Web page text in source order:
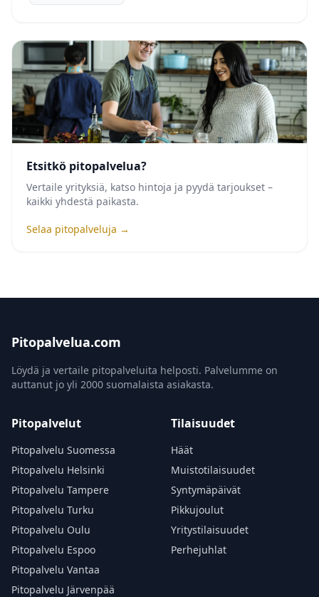
Etsitkö pitopalvelua?
Vertaile yrityksiä, katso hintoja ja pyydä tarjoukset –
kaikki yhdestä paikasta.
Selaa pitopalveluja →
Pitopalvelua.com
Löydä ja vertaile pitopalveluita helposti. Palvelumme on
auttanut jo yli 2000 suomalaista asiakasta.
Pitopalvelut
Pitopalvelu Suomessa
Pitopalvelu Helsinki
Pitopalvelu Tampere
Pitopalvelu Turku
Pitopalvelu Oulu
Pitopalvelu Espoo
Pitopalvelu Vantaa
Pitopalvelu Järvenpää
Tilaisuudet
Häät
Muistotilaisuudet
Syntymäpäivät
Pikkujoulut
Yritystilaisuudet
Perhejuhlat